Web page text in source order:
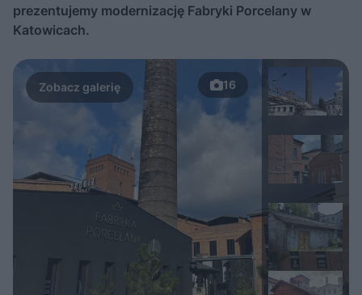
prezentujemy modernizację Fabryki Porcelany w
Katowicach.
16